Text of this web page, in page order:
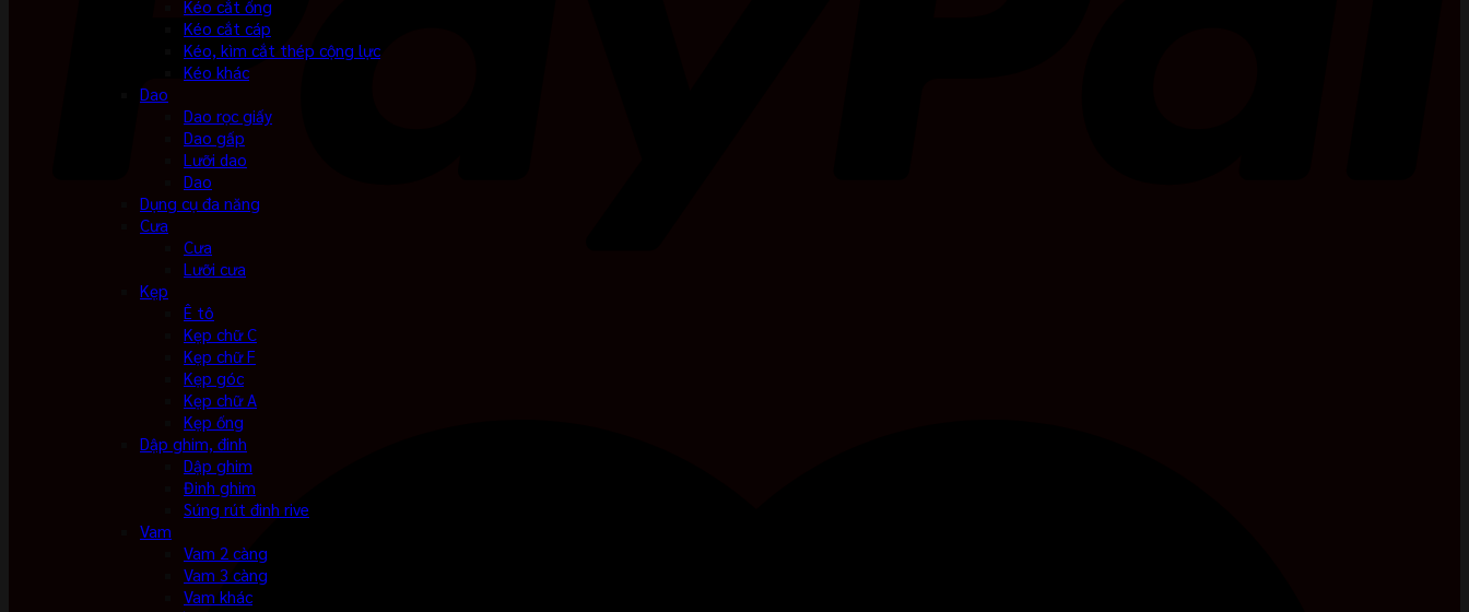
Kéo cắt ống
Kéo cắt cáp
Kéo, kìm cắt thép cộng lực
Kéo khác
Dao
Dao rọc giấy
Dao gấp
Lưỡi dao
Dao
Dụng cụ đa năng
Cưa
Cưa
Lưỡi cưa
Kẹp
Ê tô
Kẹp chữ C
Kẹp chữ F
Kẹp góc
Kẹp chữ A
Kẹp ống
Dập ghim, đinh
Dập ghim
Đinh ghim
Súng rút đinh rive
Vam
Vam 2 càng
Vam 3 càng
Vam khác